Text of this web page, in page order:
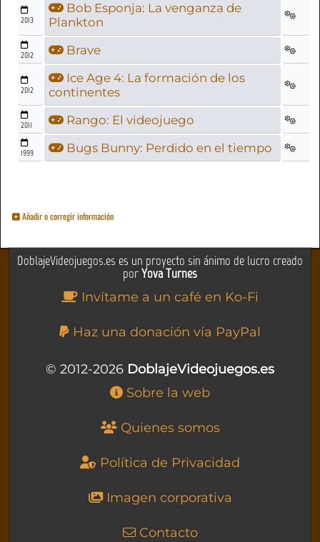
2013
Bob Esponja: La venganza de
Plankton
2012 Brave
2012
Ice Age 4: La formación de los
continentes
2011 Rango: El videojuego
1999 Bugs Bunny: Perdido en el tiempo
Añadir o corregir información
DoblajeVideojuegos.es es un proyecto sin ánimo de lucro creado
porYova Turnes
Invítame a un café en Ko-Fi
Haz una donación vía PayPal
© 2012-2026 DoblajeVideojuegos.es
Sobre la web
Quienes somos
Política de Privacidad
Imagen corporativa
Contacto